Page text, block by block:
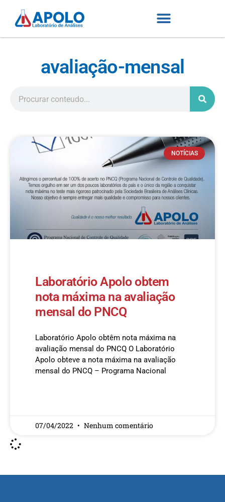
avaliação-mensal
NOTÍCIAS
Laboratório Apolo obtem
nota máxima na avaliação
mensal do PNCQ
Laboratório Apolo obtêm nota máxima na
avaliação mensal do PNCQ O Laboratório
Apolo obteve a nota máxima na avaliação
mensal do PNCQ – Programa Nacional
07/04/2022 Nenhum comentário